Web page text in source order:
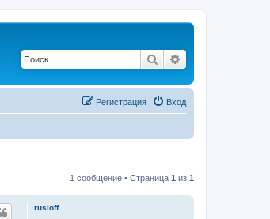
Поиск
Вход
Регистрация
1 сообщение • Страница 1 из 1
rusloff